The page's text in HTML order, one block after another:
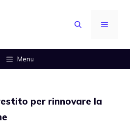
MENU
Menu
per rinnovare la